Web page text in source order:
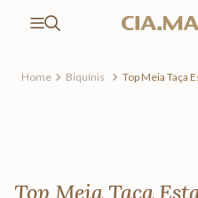
Biquínis
Top Meia Taça
Top Meia Taça